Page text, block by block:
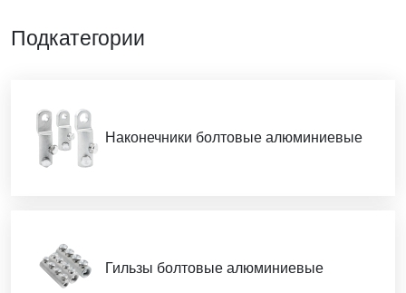
проводников необходимо использовать специальный
обжимной инструмент.
Подкатегории
Наконечники болтовые алюминиевые
Гильзы болтовые алюминиевые